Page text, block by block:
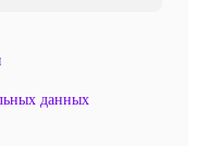
данных